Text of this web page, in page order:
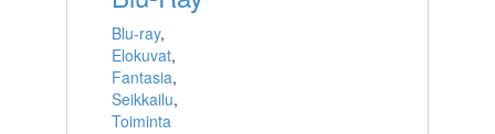
Blu-ray,
Elokuvat,
Fantasia,
Seikkailu,
Toiminta